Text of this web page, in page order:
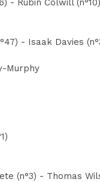
- Rubin Colwill (n°10)
- Isaak Davies
Murphy
(n°3) - Thomas